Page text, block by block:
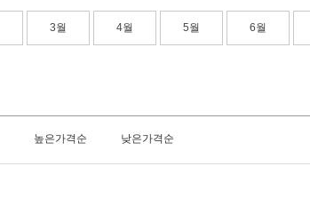
3월 4월 5월 6월
높은가격순 낮은가격순